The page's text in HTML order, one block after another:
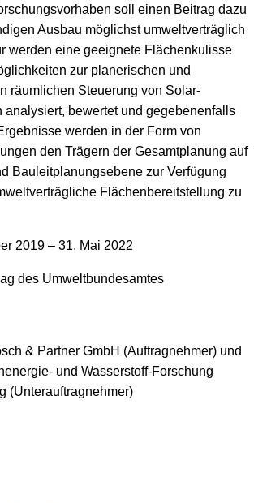
soll einen Beitrag dazu
Ausbau möglichst umweltverträglich
werden eine geeignete Flächenkulisse
zur planerischen und
räumlichen Steuerung von Solar-
analysiert, bewertet und gegebenenfalls
werden in der Form von
den Trägern der Gesamtplanung auf
Bauleitplanungsebene zur Verfügung
Flächenbereitstellung zu
2019 – 31. Mai 2022
des Umweltbundesamtes
& Partner GmbH (Auftragnehmer) und
und Wasserstoff-Forschung
(Unterauftragnehmer)